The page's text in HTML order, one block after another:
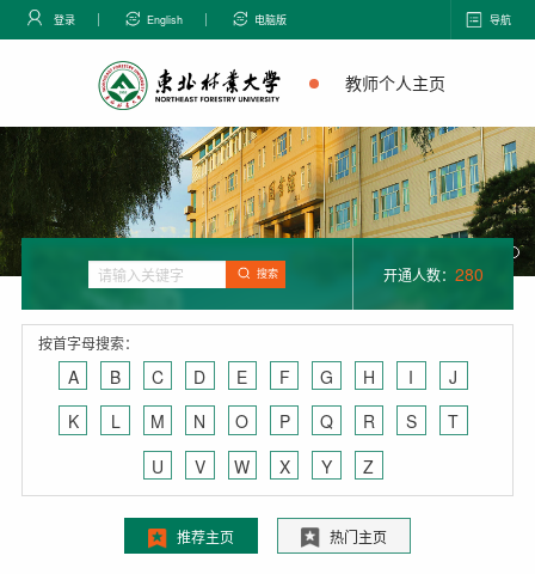
登录 English 电脑版 导航
教师个人主页
搜索 开通人数： 280
按首字母搜索：
A B C D E F G H I
J
K
L M N O P Q R S
T
U
V W X Y Z
推荐主页 热门主页